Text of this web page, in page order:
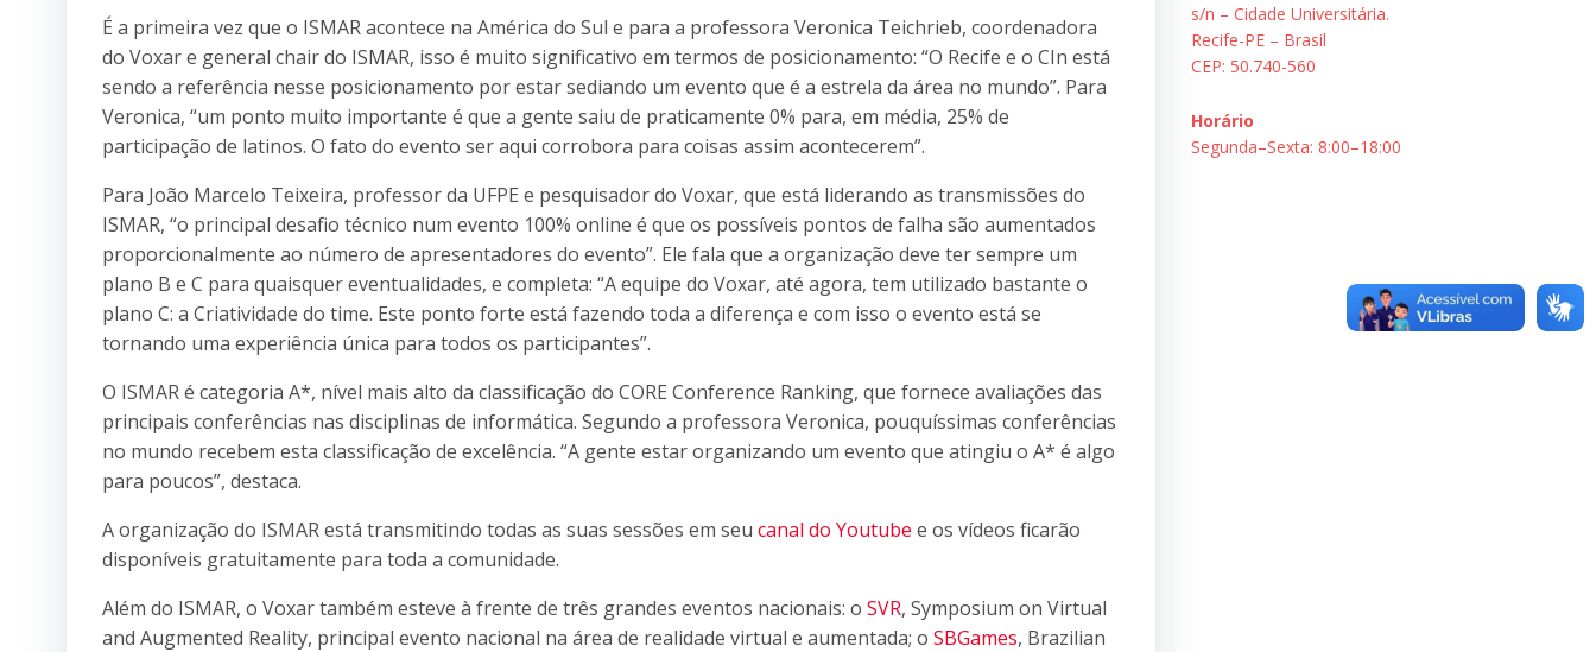
É a primeira vez que o ISMAR acontece na América do Sul e para a professora Veronica Teichrieb, coordenadora
do Voxar e general chair do ISMAR, isso é muito significativo em termos de posicionamento: “O Recife e o CIn está
sendo a referência nesse posicionamento por estar sediando um evento que é a estrela da área no mundo”. Para
Veronica, “um ponto muito importante é que a gente saiu de praticamente 0% para, em média, 25% de
participação de latinos. O fato do evento ser aqui corrobora para coisas assim acontecerem”.
Para João Marcelo Teixeira, professor da UFPE e pesquisador do Voxar, que está liderando as transmissões do
ISMAR, “o principal desafio técnico num evento 100% online é que os possíveis pontos de falha são aumentados
proporcionalmente ao número de apresentadores do evento”. Ele fala que a organização deve ter sempre um
plano B e C para quaisquer eventualidades, e completa: “A equipe do Voxar, até agora, tem utilizado bastante o
plano C: a Criatividade do time. Este ponto forte está fazendo toda a diferença e com isso o evento está se
tornando uma experiência única para todos os participantes”.
O ISMAR é categoria A*, nível mais alto da classificação do CORE Conference Ranking, que fornece avaliações das
principais conferências nas disciplinas de informática. Segundo a professora Veronica, pouquíssimas conferências
no mundo recebem esta classificação de excelência. “A gente estar organizando um evento que atingiu o A* é algo
para poucos”, destaca.
A organização do ISMAR está transmitindo todas as suas sessões em seu canal do Youtube e os vídeos ficarão
disponíveis gratuitamente para toda a comunidade.
Além do ISMAR, o Voxar também esteve à frente de três grandes eventos nacionais: o SVR, Symposium on Virtual
and Augmented Reality, principal evento nacional na área de realidade virtual e aumentada; o SBGames, Brazilian
s/n – Cidade Universitária.
Recife-PE – Brasil
CEP: 50.740-560
Horário
Segunda–Sexta: 8:00–18:00